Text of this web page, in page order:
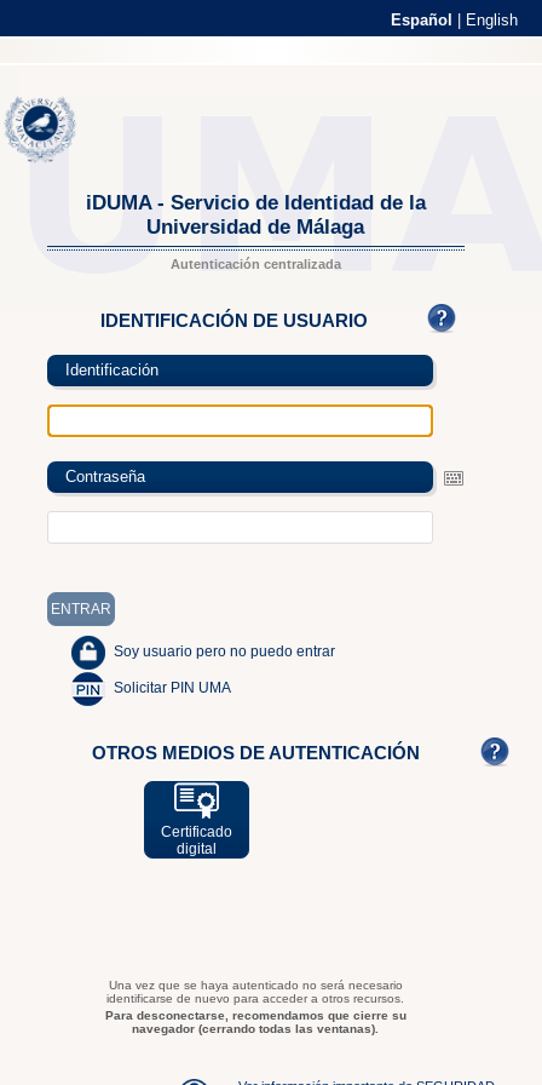
Español English
iDUMA - Servicio de Identidad de la
Universidad de Málaga
Autenticación centralizada
IDENTIFICACIÓN DE USUARIO
Identificación
Contraseña
Soy usuario pero no puedo entrar
Solicitar PIN UMA
OTROS MEDIOS DE AUTENTICACIÓN
Certificado
digital
Una vez que se haya autenticado no será necesario
identificarse de nuevo para acceder a otros recursos.
Para desconectarse, recomendamos que cierre su
navegador (cerrando todas las ventanas).